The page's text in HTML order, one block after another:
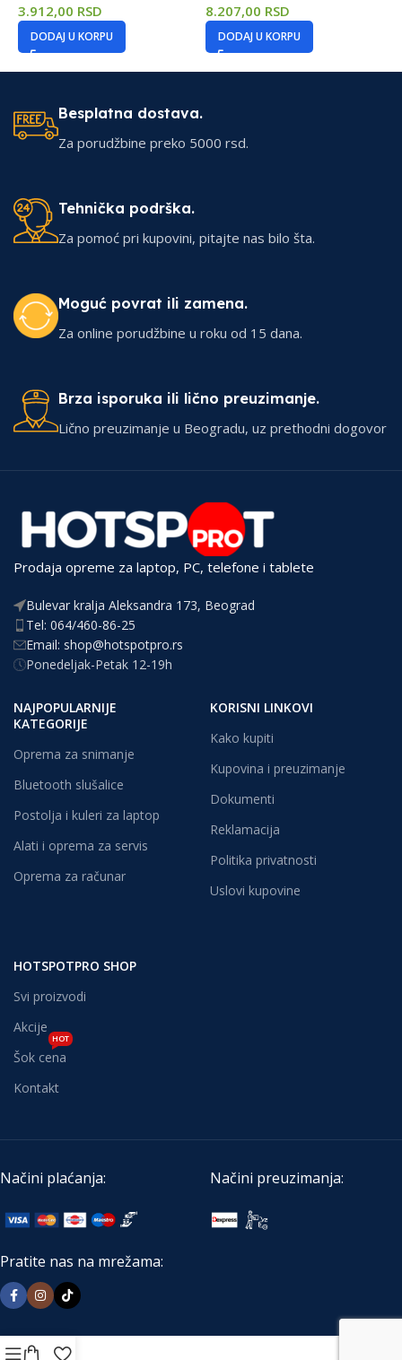
3.912,00 RSD
DODAJ U KORPU
8.207,00 RSD
DODAJ U KORPU
Besplatna dostava.
Za porudžbine preko 5000 rsd.
Tehnička podrška.
Za pomoć pri kupovini, pitajte nas bilo šta.
Moguć povrat ili zamena.
Za online porudžbine u roku od 15 dana.
Brza isporuka ili lično preuzimanje.
Lično preuzimanje u Beogradu, uz prethodni dogovor
Prodaja opreme za laptop, PC, telefone i tablete
Bulevar kralja Aleksandra 173, Beograd
Tel: 064/460-86-25
Email: shop@hotspotpro.rs
Ponedeljak-Petak 12-19h
NAJPOPULARNIJE
KATEGORIJE
Oprema za snimanje
Bluetooth slušalice
Postolja i kuleri za laptop
Alati i oprema za servis
Oprema za računar
KORISNI LINKOVI
Kako kupiti
Kupovina i preuzimanje
Dokumenti
Reklamacija
Politika privatnosti
Uslovi kupovine
HOTSPOTPRO SHOP
Svi proizvodi
Akcije
Šok cena
HOT
Kontakt
Načini plaćanja: Načini preuzimanja:
Pratite nas na mrežama: